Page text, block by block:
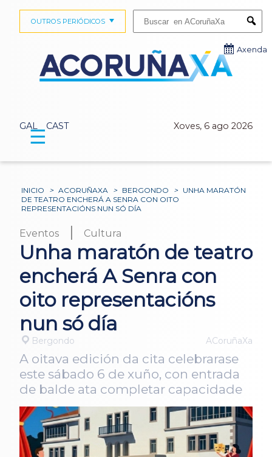
GAL CAST Xoves, 6 ago 2026
OUTROS PERIÓDICOS
Axenda
☰
INICIO > ACORUÑAXA > BERGONDO > UNHA MARATÓN
DE TEATRO ENCHERÁ A SENRA CON OITO
REPRESENTACIÓNS NUN SÓ DÍA
Eventos | Cultura
Unha maratón de teatro
encherá A Senra con
oito representacións
nun só día
Bergondo ACoruñaXa
A oitava edición da cita celebrarase
este sábado 6 de xuño, con entrada
de balde ata completar capacidade